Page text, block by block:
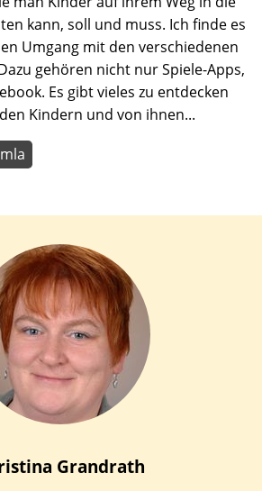
kann, soll und muss. Ich finde es
Umgang mit den verschiedenen
gehören nicht nur Spiele-Apps,
Es gibt vieles zu entdecken
Kindern und von ihnen...
Grandrath